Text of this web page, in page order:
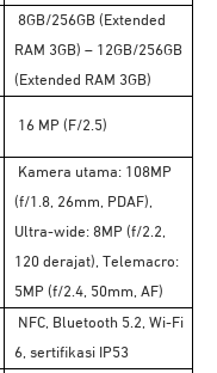
8GB/256GB (Extended
RAM 3GB) – 12GB/256GB
(Extended RAM 3GB)
16 MP (F/2.5)
Kamera utama: 108MP
(f/1.8, 26mm, PDAF),
Ultra-wide: 8MP (f/2.2,
120 derajat), Telemacro:
5MP (f/2.4, 50mm, AF)
NFC, Bluetooth 5.2, Wi-Fi
6, sertifikasi IP53